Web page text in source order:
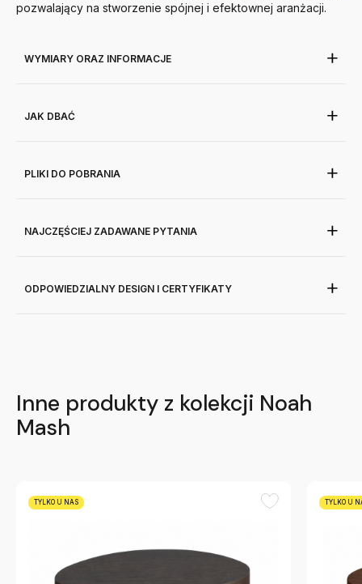
pozwalający na stworzenie spójnej i efektownej aranżacji.
WYMIARY ORAZ INFORMACJE
JAK DBAĆ
PLIKI DO POBRANIA
NAJCZĘŚCIEJ ZADAWANE PYTANIA
ODPOWIEDZIALNY DESIGN I CERTYFIKATY
Inne produkty z kolekcji Noah
Mash
TYLKO U NAS TYLKO U